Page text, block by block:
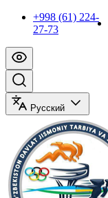
+998 (61) 224-
27-73
Русский